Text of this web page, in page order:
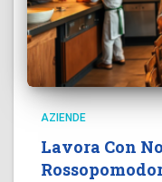
AZIENDE
Lavora Con